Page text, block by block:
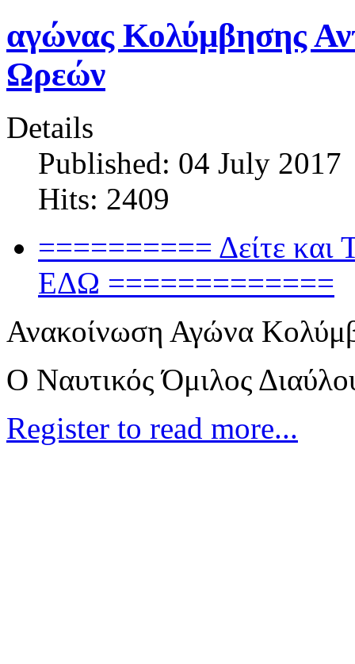
αγώνας Κολύμβησης
Ωρεών
Details
Published: 04 July 2017
Hits: 2409
========== Δείτε
ΕΔΩ =============
Ανακοίνωση Αγώνα
Ο Ναυτικός Όμιλος
Register to read more...